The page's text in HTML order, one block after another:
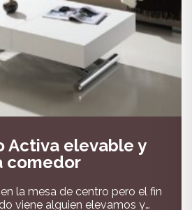
Activa elevable y
comedor
la mesa de centro pero el fin
viene alguien elevamos y